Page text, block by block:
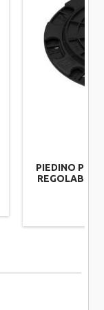
PIEDINO PER
REGOLABILE